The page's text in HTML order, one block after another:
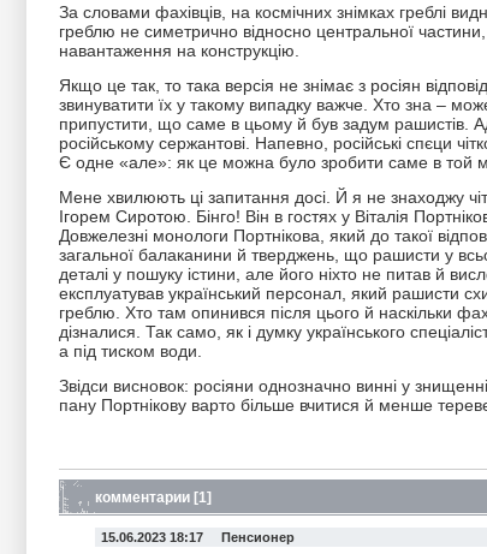
За словами фахівців, на космічних знімках греблі
греблю не симетрично відносно центральної
навантаження на конструкцію.
Якщо це так, то така версія не знімає з росіян
звинуватити їх у такому випадку важче. Хто зна –
припустити, що саме в цьому й був задум рашистів.
російському сержантові. Напевно, російські спєци
Є одне «але»: як це можна було зробити саме в той
Мене хвилюють ці запитання досі. Й я не знаходжу
Ігорем Сиротою. Бінго! Він в гостях у Віталія
Довжелезні монологи Портнікова, який до такої
загальної балаканини й тверджень, що рашисти у
деталі у пошуку істини, але його ніхто не питав й
експлуатував український персонал, який рашисти
греблю. Хто там опинився після цього й наскільки
дізналися. Так само, як і думку українського
а під тиском води.
Звідси висновок: росіяни однозначно винні у
пану Портнікову варто більше вчитися й менше
комментарии [1]
15.06.2023 18:17 Пенсионер